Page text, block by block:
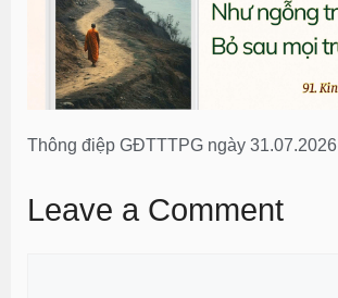
Thông điệp GĐTTTPG ngày 31.07.2026
Leave a Comment